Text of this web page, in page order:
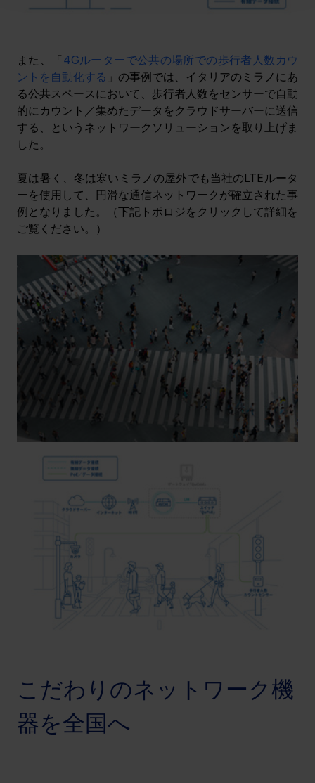
また、「 4Gルーターで公共の場所での歩行者人数カウ
ントを自動化する 」の事例では、イタリアのミラノにあ
る公共スペースにおいて、歩行者人数をセンサーで自動
的にカウント／集めたデータをクラウドサーバーに送信
する、というネットワークソリューションを取り上げま
した。
夏は暑く、冬は寒いミラノの屋外でも当社のLTEルータ
ーを使用して、円滑な通信ネットワークが確立された事
例となりました。（下記トポロジをクリックして詳細を
ご覧ください。）
こだわりのネットワーク機
器を全国へ